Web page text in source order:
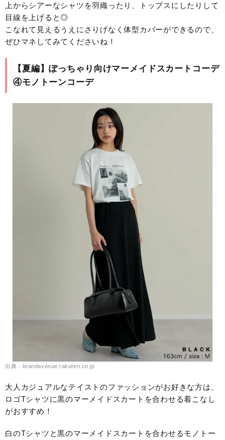
上からシアーなシャツを羽織ったり、トップスにしたりして
目線を上げると◎
こなれて見えるうえにさりげなく体型カバーができるので、
ぜひマネしてみてくださいね！
【夏編】ぽっちゃり向けマーメイドスカートコーデ
④モノトーンコーデ
出典：brandavenue.rakuten.co.jp
大人カジュアルなテイストのファッションがお好きな方は、
ロゴTシャツに黒のマーメイドスカートを合わせる着こなし
がおすすめ！
白のTシャツと黒のマーメイドスカートを合わせるモノトー